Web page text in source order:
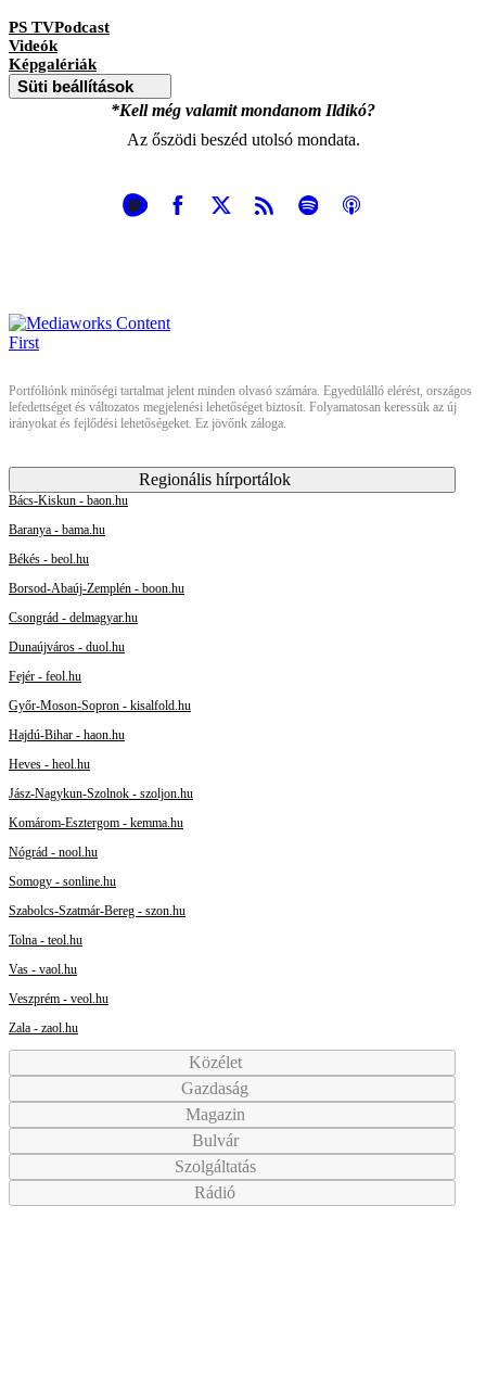
PS TVPodcast
Videók
Képgalériák
Süti beállítások
*Kell még valamit mondanom Ildikó?
Az őszödi beszéd utolsó mondata.
Portfóliónk minőségi tartalmat jelent minden olvasó számára. Egyedülálló elérést, országos
lefedettséget és változatos megjelenési lehetőséget biztosít. Folyamatosan keressük az új
irányokat és fejlődési lehetőségeket. Ez jövőnk záloga.
Regionális hírportálok
Bács-Kiskun - baon.hu
Baranya - bama.hu
Békés - beol.hu
Borsod-Abaúj-Zemplén - boon.hu
Csongrád - delmagyar.hu
Dunaújváros - duol.hu
Fejér - feol.hu
Győr-Moson-Sopron - kisalfold.hu
Hajdú-Bihar - haon.hu
Heves - heol.hu
Jász-Nagykun-Szolnok - szoljon.hu
Komárom-Esztergom - kemma.hu
Nógrád - nool.hu
Somogy - sonline.hu
Szabolcs-Szatmár-Bereg - szon.hu
Tolna - teol.hu
Vas - vaol.hu
Veszprém - veol.hu
Zala - zaol.hu
Közélet
Gazdaság
Magazin
Bulvár
Szolgáltatás
Rádió